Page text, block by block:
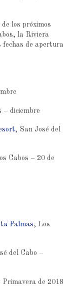
los próximos
la Riviera
de apertura
– diciembre
, San José del
Cabos – 20 de
Palmas, Los
del Cabo –
de 2018